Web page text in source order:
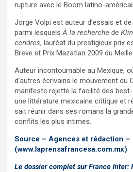
rupture avec le Boom latino-
Jorge Volpi est auteur d’essais et
parmi lesquelsÀ la recherche de
cendres, lauréat du prestigieux prix
Breve et Prix Mazatlan 2009 du
Auteur incontournable au Mexique,
d’autres écrivains le mouvement du
manifeste rejette la facilité des
une littérature mexicaine critique et
sait réunir dans ses romans la
conflits les plus intimes.
Source – Agences et rédaction –
(www.laprensafrancesa.com.mx)
Le dossier complet sur France Inter: